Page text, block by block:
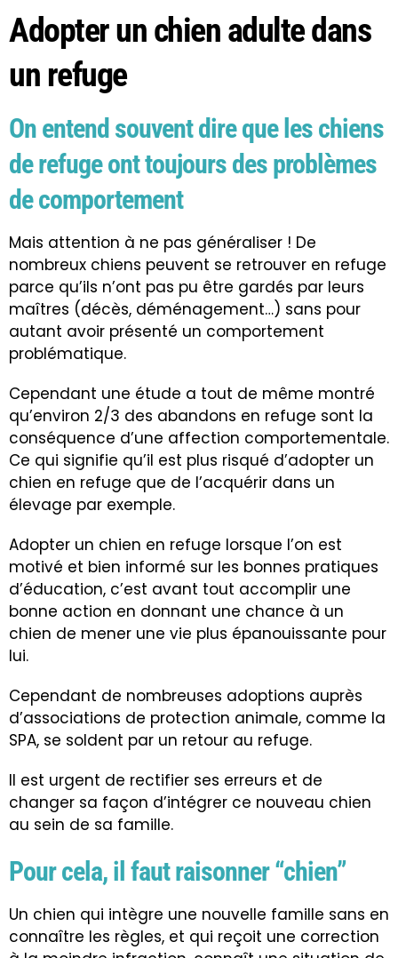
Adopter un chien adulte dans
un refuge
On entend souvent dire que les chiens
de refuge ont toujours des problèmes
de comportement
Mais attention à ne pas généraliser ! De
nombreux chiens peuvent se retrouver en refuge
parce qu’ils n’ont pas pu être gardés par leurs
maîtres (décès, déménagement…) sans pour
autant avoir présenté un comportement
problématique.
Cependant une étude a tout de même montré
qu’environ 2/3 des abandons en refuge sont la
conséquence d’une affection comportementale.
Ce qui signifie qu’il est plus risqué d’adopter un
chien en refuge que de l’acquérir dans un
élevage par exemple.
Adopter un chien en refuge lorsque l’on est
motivé et bien informé sur les bonnes pratiques
d’éducation, c’est avant tout accomplir une
bonne action en donnant une chance à un
chien de mener une vie plus épanouissante pour
lui.
Cependant de nombreuses adoptions auprès
d’associations de protection animale, comme la
SPA, se soldent par un retour au refuge.
Il est urgent de rectifier ses erreurs et de
changer sa façon d’intégrer ce nouveau chien
au sein de sa famille.
Pour cela, il faut raisonner “chien”
Un chien qui intègre une nouvelle famille sans en
connaître les règles, et qui reçoit une correction